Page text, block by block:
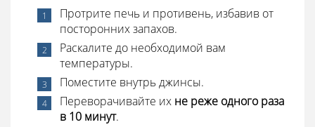
Протрите печь и противень, избавив от
посторонних запахов.
Раскалите до необходимой вам
температуры.
Поместите внутрь джинсы.
Переворачивайте их не реже одного раза
в 10 минут.